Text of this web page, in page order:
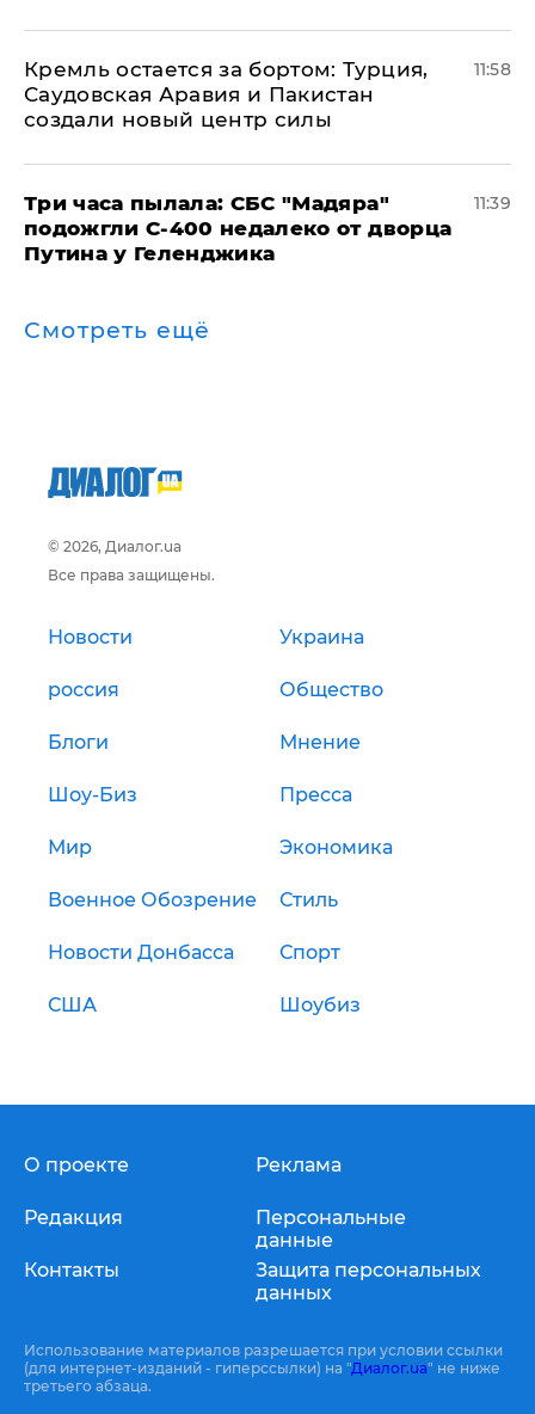
​Кремль остается за бортом: Турция,
Саудовская Аравия и Пакистан
создали новый центр силы
11:58
Три часа пылала: СБС "Мадяра"
подожгли С-400 недалеко от дворца
Путина у Геленджика
11:39
Смотреть ещё
© 2026, Диалог.ua
Все права защищены.
Новости Украина
россия Общество
Блоги Мнение
Шоу-Биз Пресса
Мир Экономика
Военное Обозрение Стиль
Новости Донбасса Спорт
США Шоубиз
О проекте
Редакция
Контакты
Реклама
Персональные
данные
Защита персональных
данных
Использование материалов разрешается при условии ссылки
(для интернет-изданий - гиперссылки) на "Диалог.ua" не ниже
третьего абзаца.